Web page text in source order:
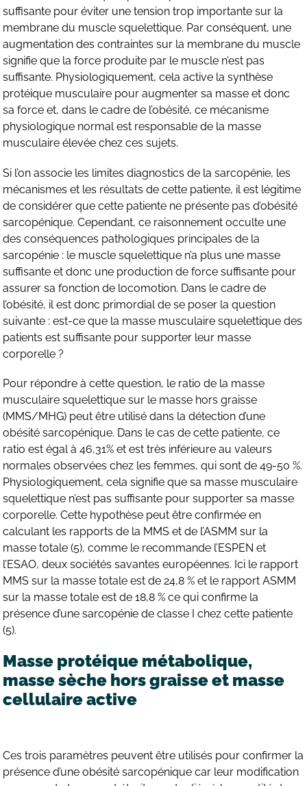
suffisante pour éviter une tension trop importante sur la
membrane du muscle squelettique. Par conséquent, une
augmentation des contraintes sur la membrane du muscle
signifie que la force produite par le muscle n’est pas
suffisante. Physiologiquement, cela active la synthèse
protéique musculaire pour augmenter sa masse et donc
sa force et, dans le cadre de l’obésité, ce mécanisme
physiologique normal est responsable de la masse
musculaire élevée chez ces sujets.
Si l’on associe les limites diagnostics de la sarcopénie, les
mécanismes et les résultats de cette patiente, il est légitime
de considérer que cette patiente ne présente pas d’obésité
sarcopénique. Cependant, ce raisonnement occulte une
des conséquences pathologiques principales de la
sarcopénie : le muscle squelettique n’a plus une masse
suffisante et donc une production de force suffisante pour
assurer sa fonction de locomotion. Dans le cadre de
l’obésité, il est donc primordial de se poser la question
suivante : est-ce que la masse musculaire squelettique des
patients est suffisante pour supporter leur masse
corporelle ?
Pour répondre à cette question, le ratio de la masse
musculaire squelettique sur le masse hors graisse
(MMS/MHG) peut être utilisé dans la détection d’une
obésité sarcopénique. Dans le cas de cette patiente, ce
ratio est égal à 46,31% et est très inférieure au valeurs
normales observées chez les femmes, qui sont de 49-50 %.
Physiologiquement, cela signifie que sa masse musculaire
squelettique n’est pas suffisante pour supporter sa masse
corporelle. Cette hypothèse peut être confirmée en
calculant les rapports de la MMS et de l’ASMM sur la
masse totale (5), comme le recommande l’ESPEN et
l’ESAO, deux sociétés savantes européennes. Ici le rapport
MMS sur la masse totale est de 24,8 % et le rapport ASMM
sur la masse totale est de 18,8 % ce qui confirme la
présence d’une sarcopénie de classe I chez cette patiente
(5).
Masse protéique métabolique,
masse sèche hors graisse et masse
cellulaire active
Ces trois paramètres peuvent être utilisés pour confirmer la
présence d’une obésité sarcopénique car leur modification